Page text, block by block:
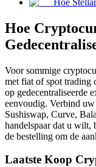
Kopiëren Handel
Sluit je aan bij
Hoe
Voor sommige
met fiat of spot trading
op gedecentraliseerde
eenvoudig. Verbind
Sushiswap, Curve,
handelspaar dat u wilt,
de bestelling om de
Laatste Koop